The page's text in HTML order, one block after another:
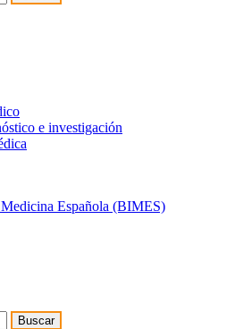
e investigación
Buscar